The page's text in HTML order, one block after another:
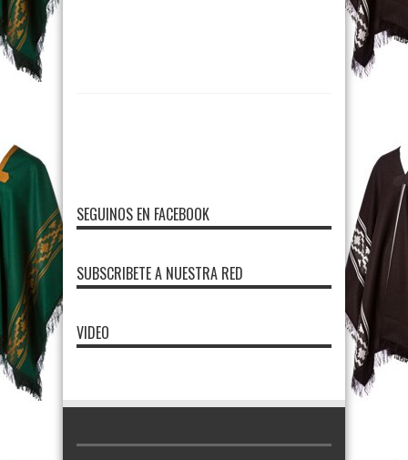
SEGUINOS EN FACEBOOK
SUBSCRIBETE A NUESTRA RED
VIDEO